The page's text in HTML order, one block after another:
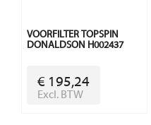
VOORFILTER TOPSPIN
DONALDSON H002437
€ 195,24
Excl. BTW